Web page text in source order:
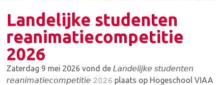
Landelijke studenten
reanimatiecompetitie
2026
Zaterdag 9 mei 2026 vond de 𝘓𝘢𝘯𝘥𝘦𝘭𝘪𝘫𝘬𝘦 𝘴𝘵𝘶𝘥𝘦𝘯𝘵𝘦𝘯
𝘳𝘦𝘢𝘯𝘪𝘮𝘢𝘵𝘪𝘦𝘤𝘰𝘮𝘱𝘦𝘵𝘪𝘵𝘪𝘦 𝟸𝟶𝟸𝟼 plaats op Hogeschool VIAA